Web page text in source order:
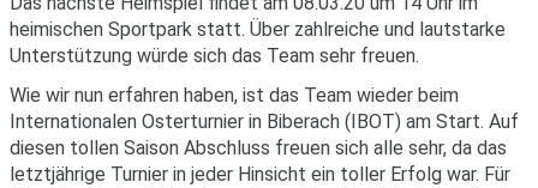
heimischen Sportpark statt. Über zahlreiche und lautstarke
Unterstützung würde sich das Team sehr freuen.
Wie wir nun erfahren haben, ist das Team wieder beim
Internationalen Osterturnier in Biberach (IBOT) am Start. Auf
diesen tollen Saison Abschluss freuen sich alle sehr, da das
letztjährige Turnier in jeder Hinsicht ein toller Erfolg war. Für